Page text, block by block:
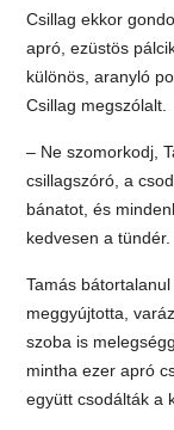
Csillag ekkor
apró, ezüstös
különös, aranyló
Csillag megszólalt.
– Ne szomorkodj,
csillagszóró, a
bánatot, és
kedvesen a tündér.
Tamás
meggyújtotta,
szoba is
mintha ezer apró
együtt csodálták a